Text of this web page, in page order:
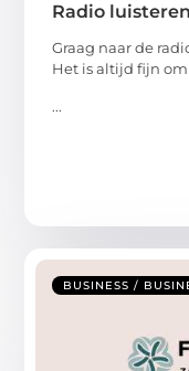
Radio
Graag naar de
Het is altijd fijn om
...
BUSINESS /